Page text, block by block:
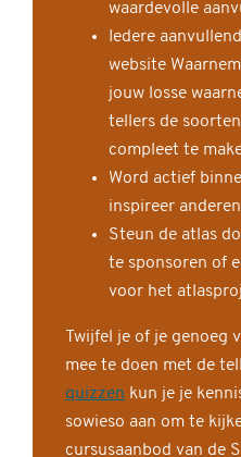
waardevolle
Iedere
website
jouw losse
tellers de
compleet te
Word actief
inspireer
Steun de atlas
te sponsoren of
voor het
Twijfel je of je genoeg
mee te doen met de
quizzen kun je je
sowieso aan om te
cursusaanbod van de